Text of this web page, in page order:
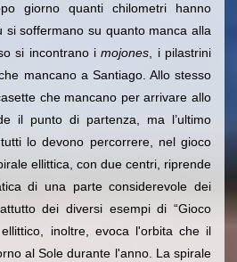
giorno quanti chilometri hanno
si soffermano su quanto manca alla
si incontrano imojones, i pilastrini
mancano a Santiago. Allo stesso
che mancano per arrivare allo
il punto di partenza, ma l’ultimo
lo devono percorrere, nel gioco
ellittica, con due centri, riprende
di una parte considerevole dei
dei diversi esempi di “Gioco
inoltre, evoca l'orbita che il
al Sole durante l'anno. La spirale